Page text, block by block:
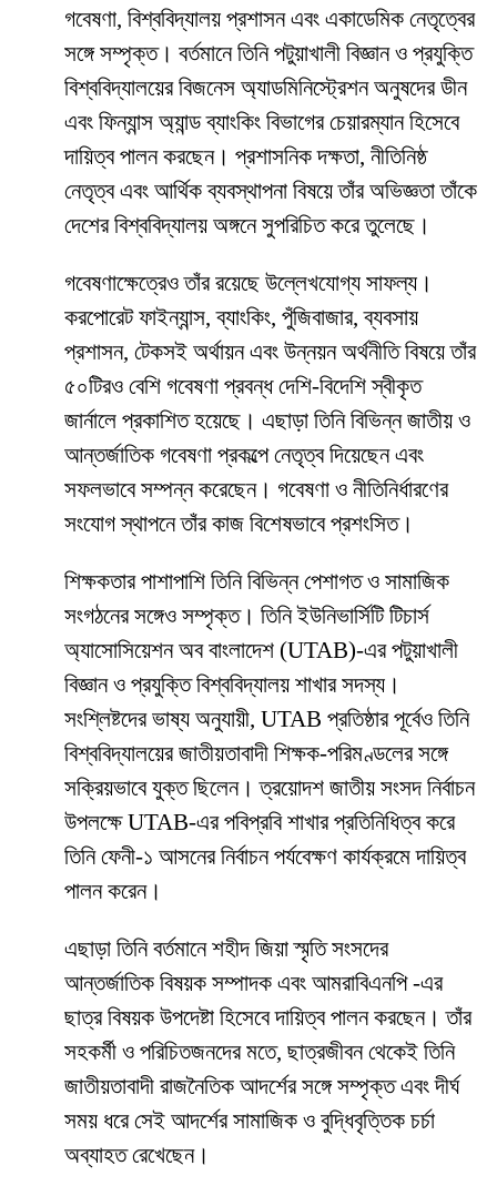
গবেষণা, বিশ্ববিদ্যালয় প্রশাসন এবং একাডেমিক নেতৃত্বের
সঙ্গে সম্পৃক্ত। বর্তমানে তিনি পটুয়াখালী বিজ্ঞান ও প্রযুক্তি
বিশ্ববিদ্যালয়ের বিজনেস অ্যাডমিনিস্ট্রেশন অনুষদের ডীন
এবং ফিন্যান্স অ্যান্ড ব্যাংকিং বিভাগের চেয়ারম্যান হিসেবে
দায়িত্ব পালন করছেন। প্রশাসনিক দক্ষতা, নীতিনিষ্ঠ
নেতৃত্ব এবং আর্থিক ব্যবস্থাপনা বিষয়ে তাঁর অভিজ্ঞতা তাঁকে
দেশের বিশ্ববিদ্যালয় অঙ্গনে সুপরিচিত করে তুলেছে।
গবেষণাক্ষেত্রেও তাঁর রয়েছে উল্লেখযোগ্য সাফল্য।
করপোরেট ফাইন্যান্স, ব্যাংকিং, পুঁজিবাজার, ব্যবসায়
প্রশাসন, টেকসই অর্থায়ন এবং উন্নয়ন অর্থনীতি বিষয়ে তাঁর
৫০টিরও বেশি গবেষণা প্রবন্ধ দেশি-বিদেশি স্বীকৃত
জার্নালে প্রকাশিত হয়েছে। এছাড়া তিনি বিভিন্ন জাতীয় ও
আন্তর্জাতিক গবেষণা প্রকল্পে নেতৃত্ব দিয়েছেন এবং
সফলভাবে সম্পন্ন করেছেন। গবেষণা ও নীতিনির্ধারণের
সংযোগ স্থাপনে তাঁর কাজ বিশেষভাবে প্রশংসিত।
শিক্ষকতার পাশাপাশি তিনি বিভিন্ন পেশাগত ও সামাজিক
সংগঠনের সঙ্গেও সম্পৃক্ত। তিনি ইউনিভার্সিটি টিচার্স
অ্যাসোসিয়েশন অব বাংলাদেশ (UTAB)-এর পটুয়াখালী
বিজ্ঞান ও প্রযুক্তি বিশ্ববিদ্যালয় শাখার সদস্য।
সংশ্লিষ্টদের ভাষ্য অনুযায়ী, UTAB প্রতিষ্ঠার পূর্বেও তিনি
বিশ্ববিদ্যালয়ের জাতীয়তাবাদী শিক্ষক-পরিমণ্ডলের সঙ্গে
সক্রিয়ভাবে যুক্ত ছিলেন। ত্রয়োদশ জাতীয় সংসদ নির্বাচন
উপলক্ষে UTAB-এর পবিপ্রবি শাখার প্রতিনিধিত্ব করে
তিনি ফেনী-১ আসনের নির্বাচন পর্যবেক্ষণ কার্যক্রমে দায়িত্ব
পালন করেন।
এছাড়া তিনি বর্তমানে শহীদ জিয়া স্মৃতি সংসদের
আন্তর্জাতিক বিষয়ক সম্পাদক এবং আমরাবিএনপি -এর
ছাত্র বিষয়ক উপদেষ্টা হিসেবে দায়িত্ব পালন করছেন। তাঁর
সহকর্মী ও পরিচিতজনদের মতে, ছাত্রজীবন থেকেই তিনি
জাতীয়তাবাদী রাজনৈতিক আদর্শের সঙ্গে সম্পৃক্ত এবং দীর্ঘ
সময় ধরে সেই আদর্শের সামাজিক ও বুদ্ধিবৃত্তিক চর্চা
অব্যাহত রেখেছেন।